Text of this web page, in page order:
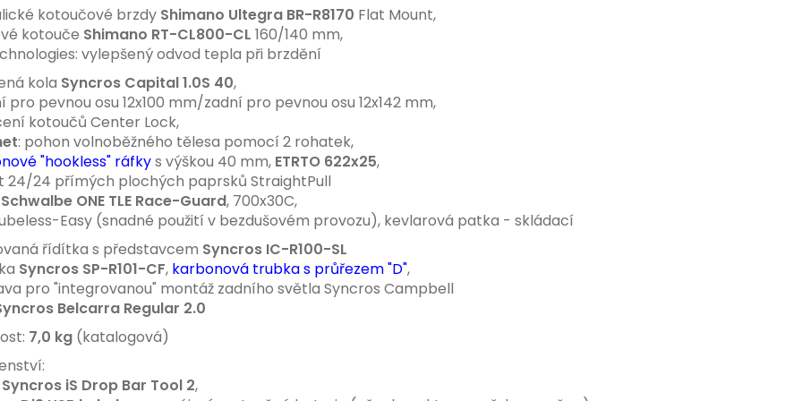
kotoučové brzdy Shimano Ultegra BR-R8170 Flat Mount,
kotouče Shimano RT-CL800-CL 160/140 mm,
vylepšený odvod tepla při brzdění
kola Syncros Capital 1.0S 40,
pevnou osu 12x100 mm/zadní pro pevnou osu 12x142 mm,
kotoučů Center Lock,
: pohon volnoběžného tělesa pomocí 2 rohatek,
"hookless" ráfkys výškou 40 mm, ETRTO 622x25,
24 přímých plochých paprsků StraightPull
Schwalbe ONE TLE Race-Guard, 700x30C,
Easy (snadné použití v bezdušovém provozu), kevlarová patka - skládací
řídítka s představcem Syncros IC-R100-SL
Syncros SP-R101-CF, karbonová trubka s průřezem "D",
pro "integrovanou" montáž zadního světla Syncros Campbell
Belcarra Regular 2.0
7,0 kg(katalogová)
Syncros iS Drop Bar Tool 2,